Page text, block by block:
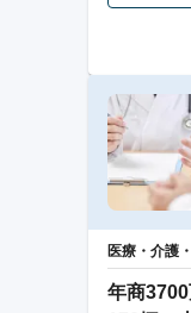
医療・介護
年商3700